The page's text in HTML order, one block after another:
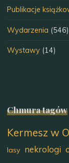
Publikacje
Wydarzenia (546)
Wystawy (14)
Chmura tagów
Kermesz w
lasy nekrologi